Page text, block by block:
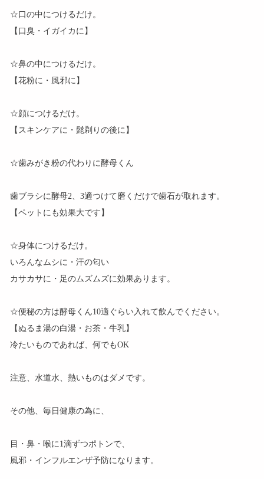
☆口の中につけるだけ。
【口臭・イガイカに】
☆鼻の中につけるだけ。
【花粉に・風邪に】
☆顔につけるだけ。
【スキンケアに・髭剃りの後に】
☆歯みがき粉の代わりに酵母くん
歯ブラシに酵母2、3適つけて磨くだけで歯石が取れます。
【ペットにも効果大です】
☆身体につけるだけ。
いろんなムシに・汗の匂い
カサカサに・足のムズムズに効果あります。
☆便秘の方は酵母くん10適ぐらい入れて飲んでください。
【ぬるま湯の白湯・お茶・牛乳】
冷たいものであれば、何でもOK
注意、水道水、熱いものはダメです。
その他、毎日健康の為に、
目・鼻・喉に1滴ずつポトンで、
風邪・インフルエンザ予防になります。